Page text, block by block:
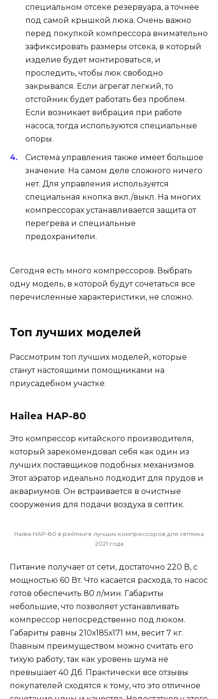
специальном отсеке резервуара, а точнее
под самой крышкой люка. Очень важно
перед покупкой компрессора внимательно
зафиксировать размеры отсека, в который
изделие будет монтироваться, и
проследить, чтобы люк свободно
закрывался. Если агрегат легкий, то
отстойник будет работать без проблем.
Если возникает вибрация при работе
насоса, тогда используются специальные
опоры.
Система управления также имеет большое
значение. На самом деле сложного ничего
нет. Для управления используется
специальная кнопка вкл./выкл. На многих
компрессорах устанавливается защита от
перегрева и специальные
предохранители.
Сегодня есть много компрессоров. Выбрать
одну модель, в которой будут сочетаться все
перечисленные характеристики, не сложно.
Топ лучших моделей
Рассмотрим топ лучших моделей, которые
станут настоящими помощниками на
приусадебном участке.
Hailea HAP-80
Это компрессор китайского производителя,
который зарекомендовал себя как один из
лучших поставщиков подобных механизмов.
Этот аэратор идеально подходит для прудов и
аквариумов. Он встраивается в очистные
сооружения для подачи воздуха в септик.
Hailea HAP-80 в рейтинге лучших компрессоров для септика
2021 года
Питание получает от сети, достаточно 220 В, с
мощностью 60 Вт. Что касается расхода, то насос
готов обеспечить 80 л/мин. Габариты
небольшие, что позволяет устанавливать
компрессор непосредственно под люком.
Габариты равны 210х185х171 мм, весит 7 кг.
Главным преимуществом можно считать его
тихую работу, так как уровень шума не
превышает 40 Дб. Практически все отзывы
покупателей сходятся к тому, что это отличное